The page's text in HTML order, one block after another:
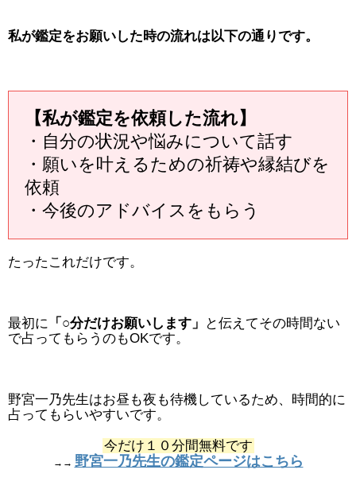
私が鑑定をお願いした時の流れは以下の通りです。
【私が鑑定を依頼した流れ】
・自分の状況や悩みについて話す
・願いを叶えるための祈祷や縁結びを
依頼
・今後のアドバイスをもらう
たったこれだけです。
最初に 「○分だけお願いします」
と伝えてその時間ない
で占ってもらうのもOKです。
野宮一乃先生はお昼も夜も待機しているため、時間的に
占ってもらいやすいです。
今だけ１０分間無料です
→→ 野宮一乃先生の鑑定ページはこちら